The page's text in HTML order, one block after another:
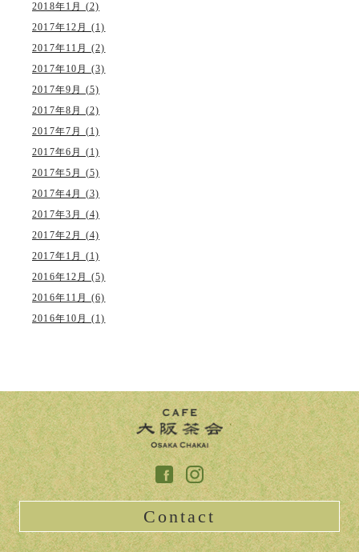
2018年1月 (2)
2017年12月 (1)
2017年11月 (2)
2017年10月 (3)
2017年9月 (5)
2017年8月 (2)
2017年7月 (1)
2017年6月 (1)
2017年5月 (5)
2017年4月 (3)
2017年3月 (4)
2017年2月 (4)
2017年1月 (1)
2016年12月 (5)
2016年11月 (6)
2016年10月 (1)
Contact